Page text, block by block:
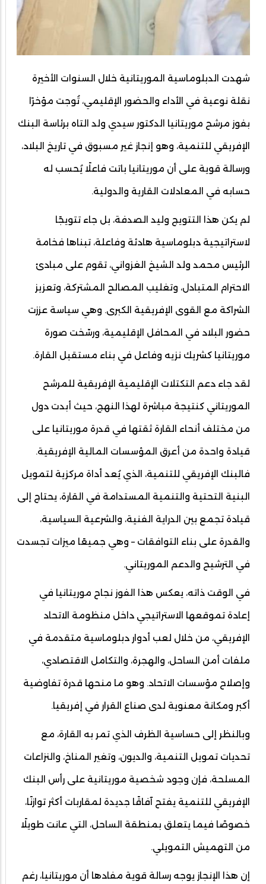
شهدت الدبلوماسية الموريتانية خلال السنوات الأخيرة
نقلة نوعية في الأداء والحضور الإقليمي، تُوجت مؤخرًا
بفوز مرشح موريتانيا الدكتور سيدي ولد التاه برئاسة البنك
الإفريقي للتنمية، وهو إنجاز غير مسبوق في تاريخ البلاد،
ورسالة قوية على أن موريتانيا باتت فاعلًا يُحسب له
حسابه في المعادلات القارية والدولية.
لم يكن هذا التتويج وليد الصدفة، بل جاء تتويجًا
لاستراتيجية دبلوماسية هادئة وفاعلة، تبناها فخامة
الرئيس محمد ولد الشيخ الغزواني، تقوم على مبادئ
الاحترام المتبادل، وتغليب المصالح المشتركة، وتعزيز
الشراكة مع القوى الإفريقية الكبرى. وهي سياسة عززت
حضور البلاد في المحافل الإقليمية، ورسّخت صورة
موريتانيا كشريك نزيه وفاعل في بناء مستقبل القارة.
لقد جاء دعم التكتلات الإقليمية الإفريقية للمرشح
الموريتاني كنتيجة مباشرة لهذا النهج، حيث أبدت دول
من مختلف أنحاء القارة ثقتها في قدرة موريتانيا على
قيادة واحدة من أعرق المؤسسات المالية الإفريقية.
فالبنك الإفريقي للتنمية، الذي يُعد أداة مركزية لتمويل
البنية التحتية والتنمية المستدامة في القارة، يحتاج إلى
قيادة تجمع بين الدراية الفنية، والشرعية السياسية،
والقدرة على بناء التوافقات – وهي جميعًا ميزات تجسدت
في الترشيح والدعم الموريتاني.
في الوقت ذاته، يعكس هذا الفوز نجاح موريتانيا في
إعادة تموقعها الاستراتيجي داخل منظومة الاتحاد
الإفريقي، من خلال لعب أدوار دبلوماسية متقدمة في
ملفات أمن الساحل، والهجرة، والتكامل الاقتصادي،
وإصلاح مؤسسات الاتحاد. وهو ما منحها قدرة تفاوضية
أكبر ومكانة معنوية لدى صناع القرار في إفريقيا.
وبالنظر إلى حساسية الظرف الذي تمر به القارة، مع
تحديات تمويل التنمية، والديون، وتغير المناخ، والنزاعات
المسلحة، فإن وجود شخصية موريتانية على رأس البنك
الإفريقي للتنمية يفتح آفاقًا جديدة لمقاربات أكثر توازنًا،
خصوصًا فيما يتعلق بمنطقة الساحل، التي عانت طويلًا
من التهميش التمويلي.
إن هذا الإنجاز يوجه رسالة قوية مفادها أن موريتانيا، رغم